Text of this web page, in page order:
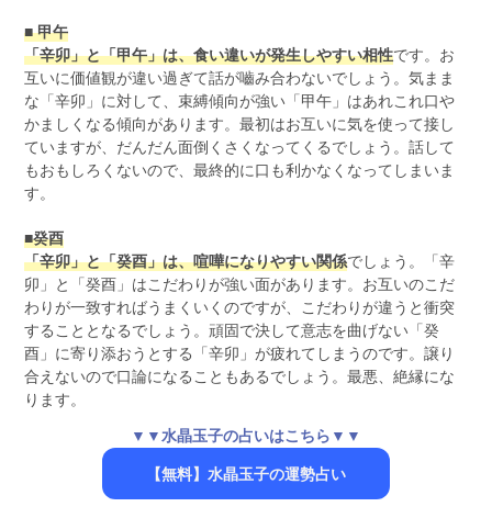
■ 甲午
「辛卯」と「甲午」は、食い違いが発生しやすい相性です。お
互いに価値観が違い過ぎて話が嚙み合わないでしょう。気まま
な「辛卯」に対して、束縛傾向が強い「甲午」はあれこれ口や
かましくなる傾向があります。最初はお互いに気を使って接し
ていますが、だんだん面倒くさくなってくるでしょう。話して
もおもしろくないので、最終的に口も利かなくなってしまいま
す。
■癸酉
「辛卯」と「癸酉」は、喧嘩になりやすい関係でしょう。「辛
卯」と「癸酉」はこだわりが強い面があります。お互いのこだ
わりが一致すればうまくいくのですが、こだわりが違うと衝突
することとなるでしょう。頑固で決して意志を曲げない「癸
酉」に寄り添おうとする「辛卯」が疲れてしまうのです。譲り
合えないので口論になることもあるでしょう。最悪、絶縁にな
ります。
▼▼水晶玉子の占いはこちら▼▼
【無料】水晶玉子の運勢占い